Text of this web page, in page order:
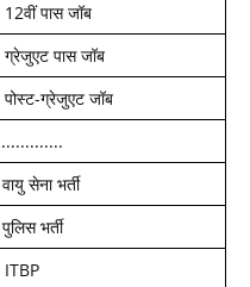
12वीं पास जॉब
ग्रेजुएट पास जॉब
पोस्ट-ग्रेजुएट जॉब
वायु सेना भर्ती
पुलिस भर्ती
ITBP